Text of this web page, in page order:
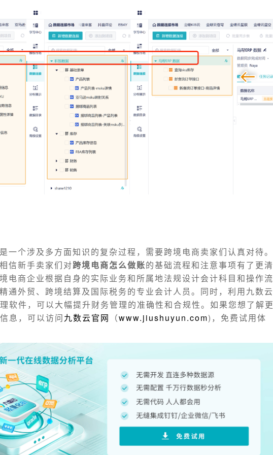
是一个涉及多方面知识的复杂过程，需要跨境电商卖家们认真对待。
信新手卖家们对跨境电商怎么做账的基础流程和注意事项有了更清
电商企业根据自身的实际业务和所属地法规设计会计科目和操作流
通外贸、跨境结算及国际税务的专业会计人员。同时，利用九数云
软件，可以大幅提升财务管理的准确性和合规性。如果您想了解更
息，可以访问九数云官网 （www.jiushuyun.com)，免费试用体